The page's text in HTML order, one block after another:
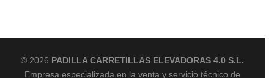
© 2026 PADILLA CARRETILLAS ELEVADORAS 4.0 S.L.
Empresa especializada en la venta y servicio técnico de